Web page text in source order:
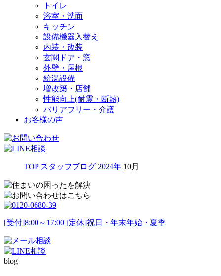
トイレ
浴室・洗面
キッチン
設備機器入替え
内装・改装
玄関ドア・窓
外壁・屋根
給湯設備
増改築・店舗
性能向上(耐震・断熱)
バリアフリー・介護
お客様の声
TOP スタッフブログ 2024年 10月
[受付]8:00～17:00 [定休]祝日・年末年始・夏季
blog